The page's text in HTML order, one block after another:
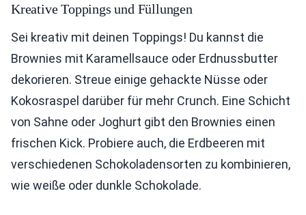
Kreative Toppings und Füllungen
Sei kreativ mit deinen Toppings! Du kannst die
Brownies mit Karamellsauce oder Erdnussbutter
dekorieren. Streue einige gehackte Nüsse oder
Kokosraspel darüber für mehr Crunch. Eine Schicht
von Sahne oder Joghurt gibt den Brownies einen
frischen Kick. Probiere auch, die Erdbeeren mit
verschiedenen Schokoladensorten zu kombinieren,
wie weiße oder dunkle Schokolade.